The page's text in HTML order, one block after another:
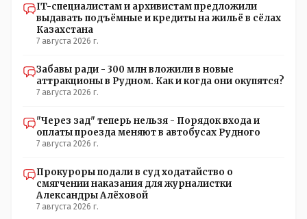
противоречие. Вы считаете иначе?
IT-специалистам и архивистам предложили
выдавать подъёмные и кредиты на жильё в сёлах
Казахстана
7 августа 2026 г.
Забавы ради - 300 млн вложили в новые
аттракционы в Рудном. Как и когда они окупятся?
7 августа 2026 г.
"Через зад" теперь нельзя - Порядок входа и
оплаты проезда меняют в автобусах Рудного
7 августа 2026 г.
Прокуроры подали в суд ходатайство о
смягчении наказания для журналистки
Александры Алёховой
7 августа 2026 г.